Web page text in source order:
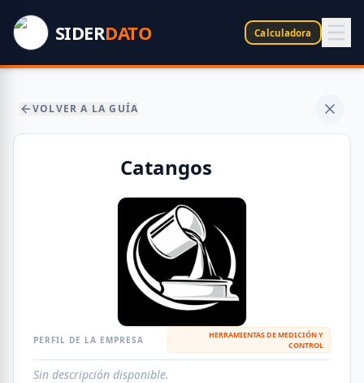
SIDERDATO Calculadora
VOLVER A LA GUÍA
Catangos
PERFIL DE LA EMPRESA
HERRAMIENTAS DE MEDICIÓN Y
CONTROL
Sin descripción disponible.